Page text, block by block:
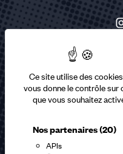
Ce site utilise des
vous donne le contrôle sur
que vous souhaitez
Nos partenaires(20)
APIs
Abonnez-